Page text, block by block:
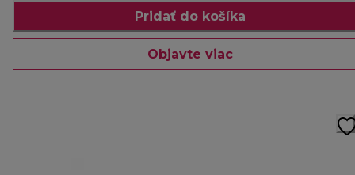
Pridať do košíka
Objavte viac